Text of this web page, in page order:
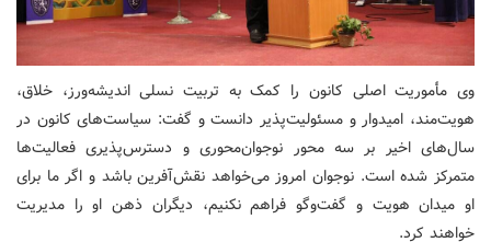
وی مأموریت اصلی کانون را کمک به تربیت نسلی اندیشه‌ورز، خلاق،
هویت‌مند، امیدوار و مسئولیت‌پذیر دانست و گفت: سیاست‌های کانون در
سال‌های اخیر بر سه محور نوجوان‌محوری و دسترس‌پذیری فعالیت‌ها
متمرکز شده است. نوجوان امروز می‌خواهد نقش‌آفرین باشد و اگر ما برای
او میدان هویت و گفت‌وگو فراهم نکنیم، دیگران ذهن او را مدیریت
خواهند کرد.